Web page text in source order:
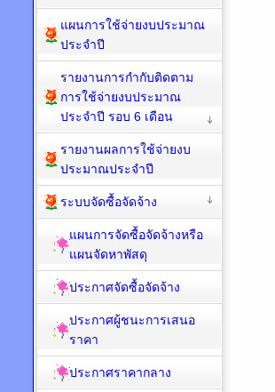
แผนการใช้จ่ายงบประมาณ
ประจำปี
รายงานการกำกับติดตาม
การใช้จ่ายงบประมาณ
ประจำปี รอบ 6 เดือน
รายงานผลการใช้จ่ายงบ
ประมาณประจำปี
ระบบจัดซื้อจัดจ้าง
แผนการจัดซื้อจัดจ้างหรือ
แผนจัดหาพัสดุ
ประกาศจัดซื้อจัดจ้าง
ประกาศผู้ชนะการเสนอ
ราคา
ประกาศราคากลาง